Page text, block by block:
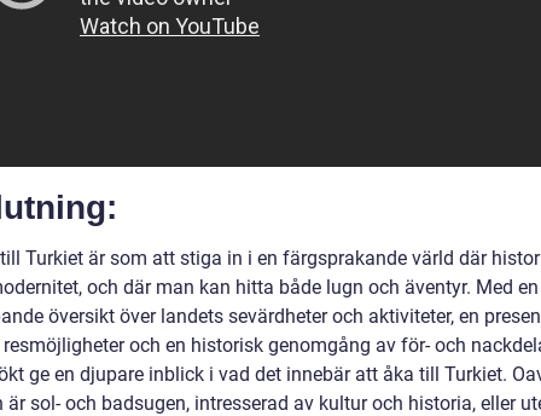
Turkiet är som att stiga in i en färgsprakande värld där
och där man kan hitta både lugn och äventyr. Med en
översikt över landets sevärdheter och aktiviteter, en
och en historisk genomgång av för- och
ge en djupare inblick i vad det innebär att åka till Turkiet.
är sol- och badsugen, intresserad av kultur och historia, eller